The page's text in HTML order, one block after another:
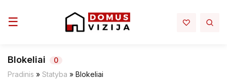
Toggle navigation
☰
Blokeliai
0
Pradinis » Statyba » Blokeliai